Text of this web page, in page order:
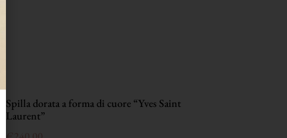
Spilla dorata a forma di cuore “Yves Saint
Laurent”